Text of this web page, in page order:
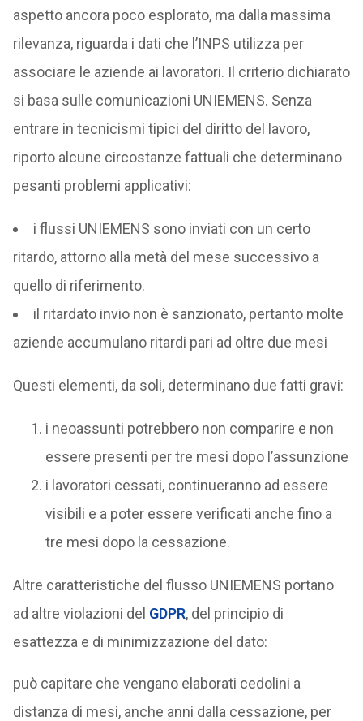
aspetto ancora poco esplorato, ma dalla massima
rilevanza, riguarda i dati che l’INPS utilizza per
associare le aziende ai lavoratori. Il criterio dichiarato
si basa sulle comunicazioni UNIEMENS. Senza
entrare in tecnicismi tipici del diritto del lavoro,
riporto alcune circostanze fattuali che determinano
pesanti problemi applicativi:
i flussi UNIEMENS sono inviati con un certo
ritardo, attorno alla metà del mese successivo a
quello di riferimento.
il ritardato invio non è sanzionato, pertanto molte
aziende accumulano ritardi pari ad oltre due mesi
Questi elementi, da soli, determinano due fatti gravi:
i neoassunti potrebbero non comparire e non
essere presenti per tre mesi dopo l’assunzione
i lavoratori cessati, continueranno ad essere
visibili e a poter essere verificati anche fino a
tre mesi dopo la cessazione.
Altre caratteristiche del flusso UNIEMENS portano
ad altre violazioni del GDPR, del principio di
esattezza e di minimizzazione del dato:
può capitare che vengano elaborati cedolini a
distanza di mesi, anche anni dalla cessazione, per